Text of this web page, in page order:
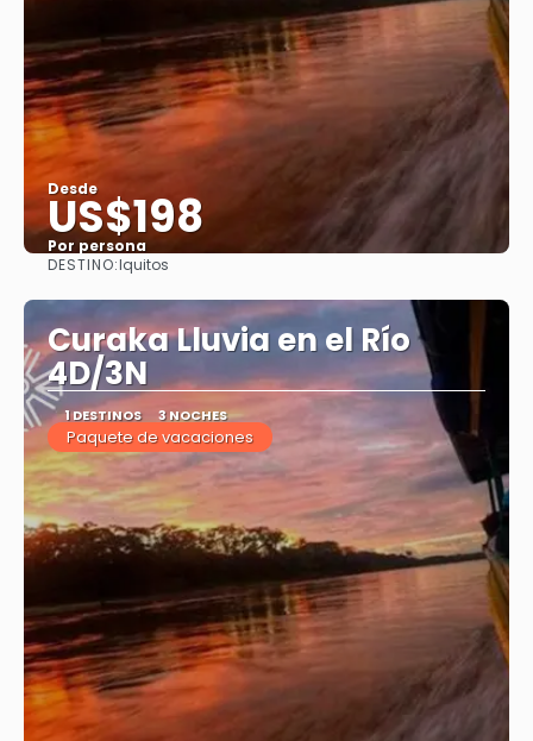
Desde
US$198
Por persona
DESTINO:Iquitos
Curaka Lluvia en el Río
4D/3N
1 DESTINOS 3 NOCHES
Paquete de vacaciones